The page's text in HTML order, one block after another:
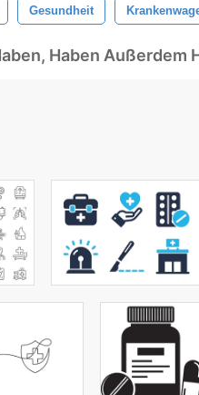
Gesundheit
Haben Außerdem